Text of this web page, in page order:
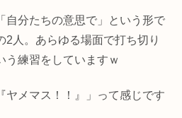
自分たちの意思で」という形で
2人。あらゆる場面で打ち切り
う練習をしていますｗ
ヤメマス！！』」って感じです